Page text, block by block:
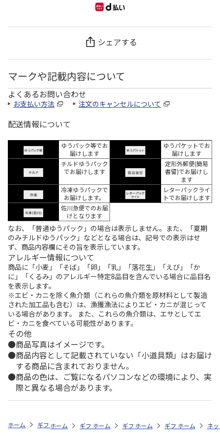
シェアする
マークや記載内容について
よくあるお問い合わせ
お支払い方法 注文のキャンセルについて
配送情報について
ゆうパック等でお
届けします
ゆうパケットでお
届けします
チルドゆうパック
でお届けします
定形外郵便(簡易
書留)でお届けし
ます
冷凍ゆうパックで
お届けします。
レターパックライ
トでお届けします
佐川急便でのお届
けとなります
なお、「普通ゆうパック」の場合は表示しません。また、「夏期
のみチルドゆうパック」などとなる場合は、記号での表示はせ
ず、商品内容欄にその旨を表示しています。
アレルギー情報について
商品に「小麦」「そば」「卵」「乳」「落花生」「えび」「か
に」「くるみ」のアレルギー特定8品目を含んでいる場合に品目名
を表示します。
※エビ・カニを除く魚介類（これらの魚介類を原材料として製造
された加工品も含む）は、漁獲漁法によりエビ・カニが混じって
いる場合があります。 また、これらの魚介類は、エサとしてエ
ビ・カニを食べている可能性があります。
その他
商品写真はイメージです。
商品内容として記載されていない「小道具類」はお届け
する商品に含まれておりません。
商品の色は、ご覧になるパソコンなどの環境により、実
際と異なる場合があります。
ホーム ギフトストア お中元・夏ギフト特集 2026 うなぎ・魚・海鮮
ホーム ギフトストア お中元・夏ギフト特集 2026
ホーム ギフトストア お中元・夏ギフト
ホーム ギフトストア お
ホーム ネ